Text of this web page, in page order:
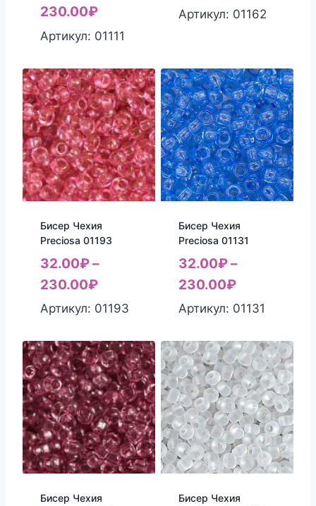
230.00₽
Артикул: 01111
Артикул: 01162
Бисер Чехия
Preciosa 01193
32.00₽–
230.00₽
Артикул: 01193
Бисер Чехия
Preciosa 01131
32.00₽–
230.00₽
Артикул: 01131
Бисер Чехия
Бисер Чехия